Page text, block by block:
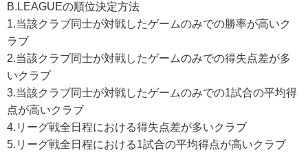
B.LEAGUEの順位決定方法
1.当該クラブ同士が対戦したゲームのみでの勝率が高いク
ラブ
2.当該クラブ同士が対戦したゲームのみでの得失点差が多
いクラブ
3.当該クラブ同士が対戦したゲームのみでの1試合の平均得
点が高いクラブ
4.リーグ戦全日程における得失点差が多いクラブ
5.リーグ戦全日程における1試合の平均得点が高いクラブ